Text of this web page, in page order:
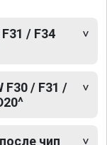
/ F34
F30 / F31 /
чип